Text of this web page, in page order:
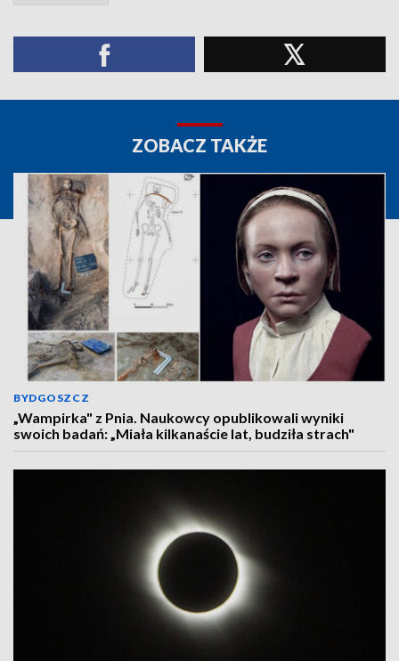
ZOBACZ TAKŻE
BYDGOSZCZ
„Wampirka" z Pnia. Naukowcy opublikowali wyniki
swoich badań: „Miała kilkanaście lat, budziła strach"